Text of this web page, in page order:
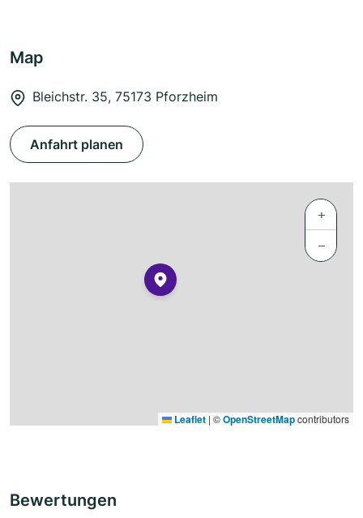
Map
Bleichstr. 35, 75173 Pforzheim
Anfahrt planen
+
−
Leaflet | ©OpenStreetMapcontributors
Bewertungen